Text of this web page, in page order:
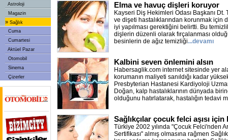
Astroloji
Magazin
» Sağlık
Cuma
Cumartesi
Aktüel Pazar
Otomobil
Sinema
Çizerler
Elma ve havuç dişleri koruyor
Kayseri Diş Hekimleri Odası Başkanı
ve dişeti hastalıklarından korunmak için
iyi yapılması gerektiğini belirtti. Bu
dişlerin düzenli olarak fırçalanması
besinlerin de ağız temizliği...devamı
Kalbini seven önlemini alsın
Habersaglik.com internet sitesinde yer
korumanın maliyeti sanıldığı kadar
Presbyterian Hastanesi Kardiyoloji
Doğan, kalp hastalıklarının dünyada
olduğunu hatırlatarak, hastalığın tedavi
Sağlıkçılar çocuk felci aşısı için
Türkiye 2002 yılında "Çocuk Felci'nden
Sertifikası" almış olmasına rağmen